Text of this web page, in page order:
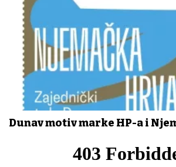
Dunav motiv marke HP-a i